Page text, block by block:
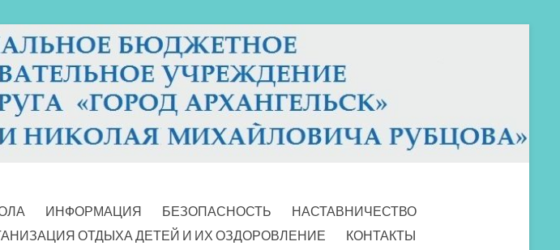
ИНФОРМАЦИЯ БЕЗОПАСНОСТЬ
НАСТАВНИЧЕСТВО
ОТДЫХА ДЕТЕЙ И ИХ ОЗДОРОВЛЕНИЕ
КОНТАКТЫ